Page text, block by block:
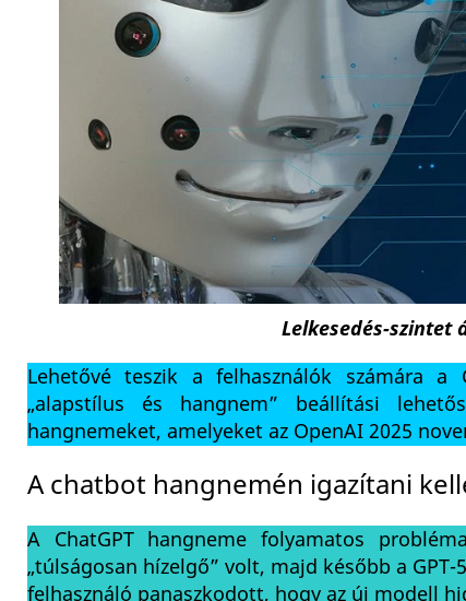
Lelkesedés-szintet
Lehetővé teszik a felhasználók számára a
„alapstílus és hangnem” beállítási
hangnemeket, amelyeket az OpenAI 2025
A chatbot hangnemén igazítani
A ChatGPT hangneme folyamatos
„túlságosan hízelgő” volt, majd később a
felhasználó panaszkodott, hogy az új modell